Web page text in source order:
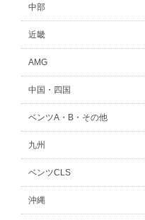
中部
近畿
AMG
中国・四国
ベンツA・B・その他
九州
ベンツCLS
沖縄